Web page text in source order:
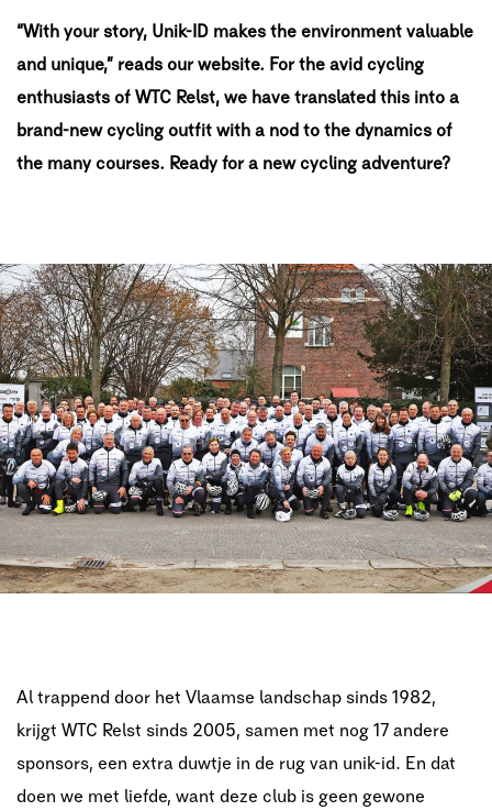
“With your story, Unik-ID makes the environment valuable
and unique,” reads our website. For the avid cycling
enthusiasts of WTC Relst, we have translated this into a
brand-new cycling outfit with a nod to the dynamics of
the many courses. Ready for a new cycling adventure?
Al trappend door het Vlaamse landschap sinds 1982,
krijgt WTC Relst sinds 2005, samen met nog 17 andere
sponsors, een extra duwtje in de rug van unik-id. En dat
doen we met liefde, want deze club is geen gewone